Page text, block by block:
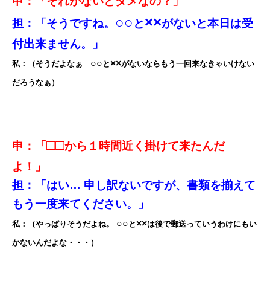
担：「そうですね。 ○○ と××がないと本日は受
付出来ません。」
私：（そうだよなぁ ○○ と××がないならもう一回来なきゃいけない
だろうなぁ）
申：「□□から１時間近く掛けて来たんだ
よ！」
担：「はい… 申し訳ないですが、書類を揃えて
もう一度来てください。」
私：（やっぱりそうだよね。 ○○ と××は後で郵送っていうわけにもい
かないんだよな・・・）